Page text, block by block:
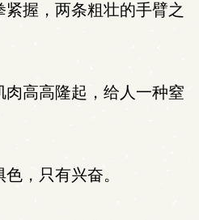
握，两条粗壮的手臂之
高高隆起，给人一种窒
，只有兴奋。